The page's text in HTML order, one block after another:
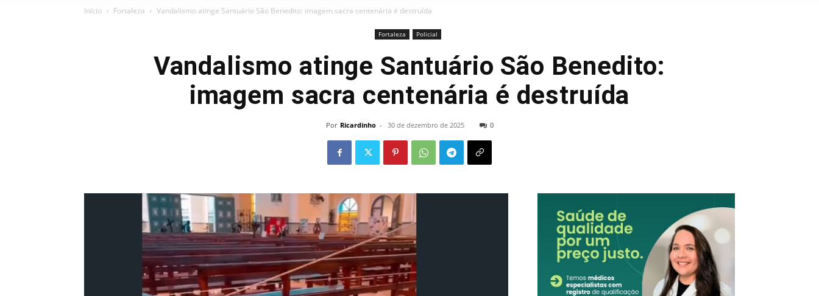
Início Fortaleza Vandalismo atinge Santuário São Benedito: imagem sacra centenária é destruída
Fortaleza Policial
Vandalismo atinge Santuário São Benedito:
imagem sacra centenária é destruída
Por Ricardinho - 30 de dezembro de 2025 0